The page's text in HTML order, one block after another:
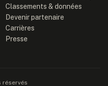
Classements & données
Devenir partenaire
Carrières
Presse
réservés